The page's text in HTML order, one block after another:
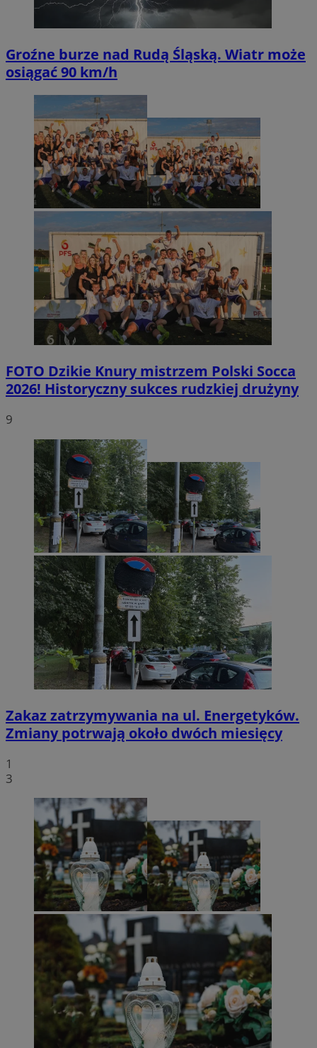
Groźne burze nad Rudą Śląską. Wiatr może
osiągać 90 km/h
FOTO Dzikie Knury mistrzem Polski Socca
2026! Historyczny sukces rudzkiej drużyny
9
Zakaz zatrzymywania na ul. Energetyków.
Zmiany potrwają około dwóch miesięcy
1
3